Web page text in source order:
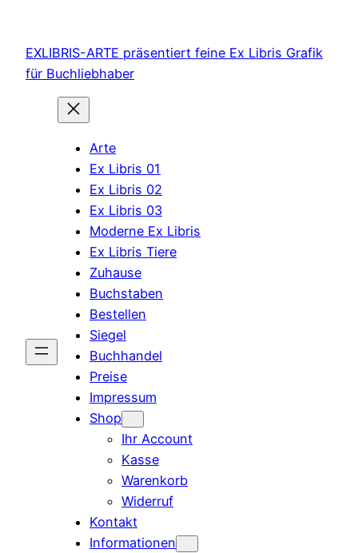
springen
EXLIBRIS-ARTE präsentiert feine Ex Libris Grafik
für Buchliebhaber
Arte
Ex Libris 01
Ex Libris 02
Ex Libris 03
Moderne Ex Libris
Ex Libris Tiere
Zuhause
Buchstaben
Bestellen
Siegel
Buchhandel
Preise
Impressum
Shop
Ihr Account
Kasse
Warenkorb
Widerruf
Kontakt
Informationen